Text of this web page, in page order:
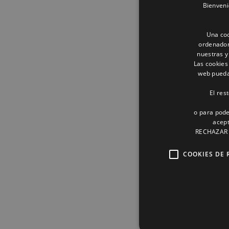
Una
nuestras
Las
web
El
o para
COOKIES DE